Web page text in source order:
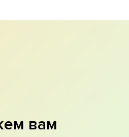
для переводов
вам